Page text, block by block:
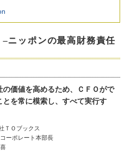
ニッポンの最高財務責任
の価値を高めるため、ＣＦＯがで
とを常に模索し、すべて実行す
ＴＯブックス
ーポレート本部長